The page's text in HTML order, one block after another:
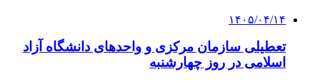
۱۴۰۵/۰۴/۱۴
تعطیلی سازمان مرکزی و واحدهای دانشگاه آزاد
اسلامی در روز چهارشنبه